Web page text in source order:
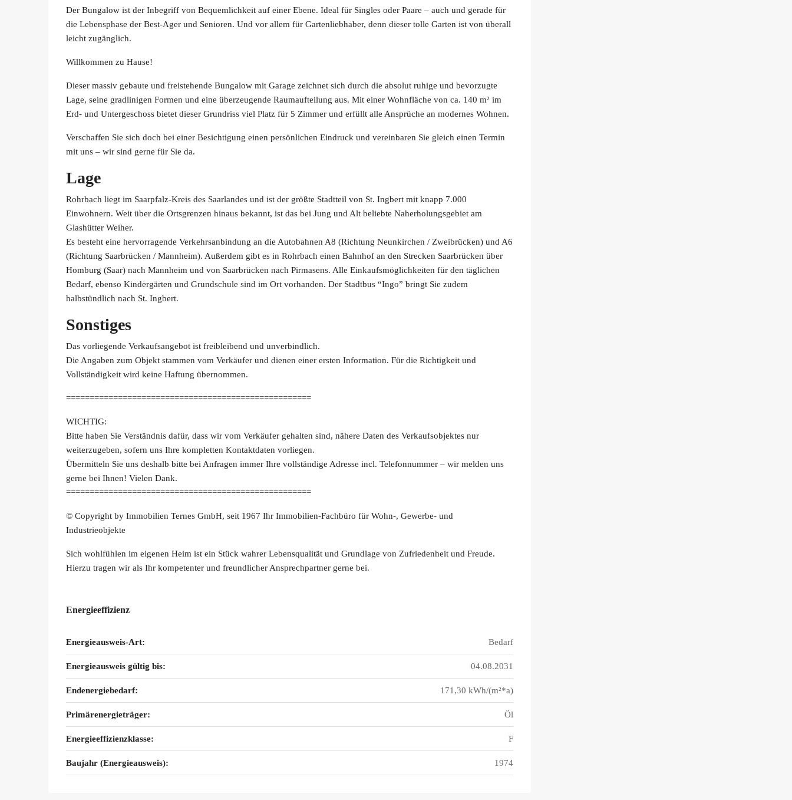
Der Bungalow ist der Inbegriff von Bequemlichkeit auf einer Ebene. Ideal für Singles oder Paare – auch und gerade für
die Lebensphase der Best-Ager und Senioren. Und vor allem für Gartenliebhaber, denn dieser tolle Garten ist von überall
leicht zugänglich.
Willkommen zu Hause!
Dieser massiv gebaute und freistehende Bungalow mit Garage zeichnet sich durch die absolut ruhige und bevorzugte
Lage, seine gradlinigen Formen und eine überzeugende Raumaufteilung aus. Mit einer Wohnfläche von ca. 140 m² im
Erd- und Untergeschoss bietet dieser Grundriss viel Platz für 5 Zimmer und erfüllt alle Ansprüche an modernes Wohnen.
Verschaffen Sie sich doch bei einer Besichtigung einen persönlichen Eindruck und vereinbaren Sie gleich einen Termin
mit uns – wir sind gerne für Sie da.
Lage
Rohrbach liegt im Saarpfalz-Kreis des Saarlandes und ist der größte Stadtteil von St. Ingbert mit knapp 7.000
Einwohnern. Weit über die Ortsgrenzen hinaus bekannt, ist das bei Jung und Alt beliebte Naherholungsgebiet am
Glashütter Weiher.
Es besteht eine hervorragende Verkehrsanbindung an die Autobahnen A8 (Richtung Neunkirchen / Zweibrücken) und A6
(Richtung Saarbrücken / Mannheim). Außerdem gibt es in Rohrbach einen Bahnhof an den Strecken Saarbrücken über
Homburg (Saar) nach Mannheim und von Saarbrücken nach Pirmasens. Alle Einkaufsmöglichkeiten für den täglichen
Bedarf, ebenso Kindergärten und Grundschule sind im Ort vorhanden. Der Stadtbus “Ingo” bringt Sie zudem
halbstündlich nach St. Ingbert.
Sonstiges
Das vorliegende Verkaufsangebot ist freibleibend und unverbindlich.
Die Angaben zum Objekt stammen vom Verkäufer und dienen einer ersten Information. Für die Richtigkeit und
Vollständigkeit wird keine Haftung übernommen.
====================================================
WICHTIG:
Bitte haben Sie Verständnis dafür, dass wir vom Verkäufer gehalten sind, nähere Daten des Verkaufsobjektes nur
weiterzugeben, sofern uns Ihre kompletten Kontaktdaten vorliegen.
Übermitteln Sie uns deshalb bitte bei Anfragen immer Ihre vollständige Adresse incl. Telefonnummer – wir melden uns
gerne bei Ihnen! Vielen Dank.
====================================================
© Copyright by Immobilien Ternes GmbH, seit 1967 Ihr Immobilien-Fachbüro für Wohn-, Gewerbe- und
Industrieobjekte
Sich wohlfühlen im eigenen Heim ist ein Stück wahrer Lebensqualität und Grundlage von Zufriedenheit und Freude.
Hierzu tragen wir als Ihr kompetenter und freundlicher Ansprechpartner gerne bei.
Energieeffizienz
Energieausweis-Art: Bedarf
Energieausweis gültig bis: 04.08.2031
Endenergiebedarf: 171,30 kWh/(m²*a)
Primärenergieträger: Öl
Energieeffizienzklasse: F
Baujahr (Energieausweis): 1974